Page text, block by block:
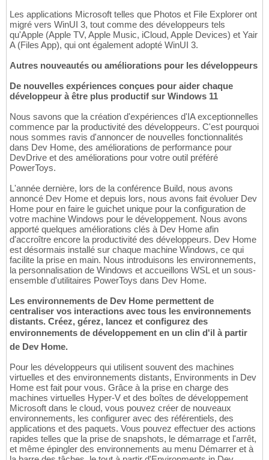
Les applications Microsoft telles que Photos et File Explorer ont
migré vers WinUI 3, tout comme des développeurs tels
qu'Apple (Apple TV, Apple Music, iCloud, Apple Devices) et Yair
A (Files App), qui ont également adopté WinUI 3.
Autres nouveautés ou améliorations pour les développeurs
De nouvelles expériences conçues pour aider chaque
développeur à être plus productif sur Windows 11
Nous savons que la création d'expériences d'IA exceptionnelles
commence par la productivité des développeurs. C'est pourquoi
nous sommes ravis d'annoncer de nouvelles fonctionnalités
dans Dev Home, des améliorations de performance pour
DevDrive et des améliorations pour votre outil préféré
PowerToys.
L'année dernière, lors de la conférence Build, nous avons
annoncé Dev Home et depuis lors, nous avons fait évoluer Dev
Home pour en faire le guichet unique pour la configuration de
votre machine Windows pour le développement. Nous avons
apporté quelques améliorations clés à Dev Home afin
d'accroître encore la productivité des développeurs. Dev Home
est désormais installé sur chaque machine Windows, ce qui
facilite la prise en main. Nous introduisons les environnements,
la personnalisation de Windows et accueillons WSL et un sous-
ensemble d'utilitaires PowerToys dans Dev Home.
Les environnements de Dev Home permettent de
centraliser vos interactions avec tous les environnements
distants. Créez, gérez, lancez et configurez des
environnements de développement en un clin d'il à partir
de Dev Home.
Pour les développeurs qui utilisent souvent des machines
virtuelles et des environnements distants, Environments in Dev
Home est fait pour vous. Grâce à la prise en charge des
machines virtuelles Hyper-V et des boîtes de développement
Microsoft dans le cloud, vous pouvez créer de nouveaux
environnements, les configurer avec des référentiels, des
applications et des paquets. Vous pouvez effectuer des actions
rapides telles que la prise de snapshots, le démarrage et l'arrêt,
et même épingler des environnements au menu Démarrer et à